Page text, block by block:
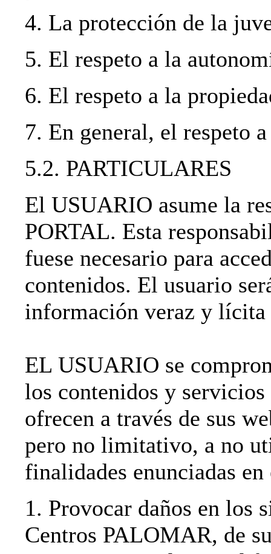
4. La protección de la
5. El respeto a la
6. El respeto a la
7. En general, el respeto
5.2. PARTICULARES
El USUARIO asume la
PORTAL. Esta
fuese necesario para
contenidos. El usuario
información veraz y lícita
EL USUARIO se
los contenidos y
ofrecen a través de sus
pero no limitativo, a no
finalidades enunciadas
1. Provocar daños en los
Centros PALOMAR, de